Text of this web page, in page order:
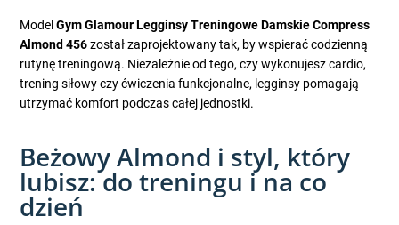
ModelGym Glamour Legginsy Treningowe Damskie Compress
Almond 456został zaprojektowany tak, by wspierać codzienną
rutynę treningową. Niezależnie od tego, czy wykonujesz cardio,
trening siłowy czy ćwiczenia funkcjonalne, legginsy pomagają
utrzymać komfort podczas całej jednostki.
Beżowy Almond i styl, który
lubisz: do treningu i na co
dzień